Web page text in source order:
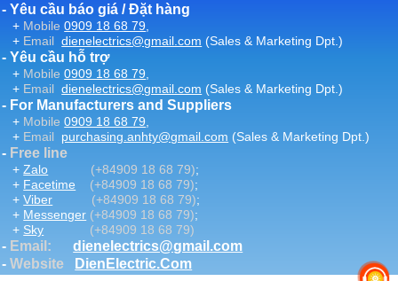
- Yêu cầu báo giá / Đặt hàng
+ Mobile 0909 18 68 79
+ Email dienelectrics@gmail.com (Sales & Marketing Dpt.)
- Yêu cầu hỗ trợ
+ Mobile 0909 18 68 79
+ Email dienelectrics@gmail.com (Sales & Marketing Dpt.)
- For Manufacturers and Suppliers
+ Mobile 0909 18 68 79
+ Email purchasing.anhty@gmail.com (Sales & Marketing Dpt.)
- Free line
+Zalo (+84909 18 68 79);
+ Facetime (+84909 18 68 79);
+Viber (+84909 18 68 79);
+ Messenger (+84909 18 68 79);
+ Sky (+84909 18 68 79)
- Email :
dienelectrics@gmail.com
- Website DienElectric.Com